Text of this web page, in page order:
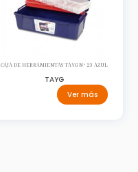
CAJA DE HERRAMIENTAS TAYG Nº 23 AZUL
TAYG
Ver más